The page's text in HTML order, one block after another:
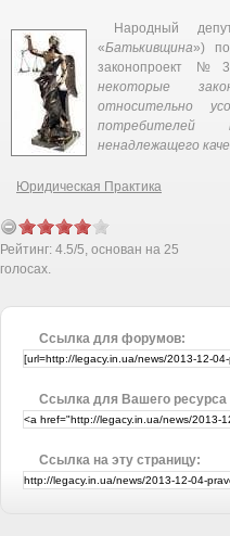
Народный
«Батькивщина»)
законопроект
некоторые
относительно
потребителей
ненадлежащего
Юридическая Практика
Рейтинг: 4.5/5, основан на 25
голосах.
Ссылка для форумов:
Ссылка для Вашего
Ссылка на эту страницу: